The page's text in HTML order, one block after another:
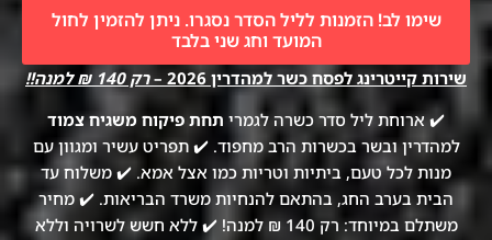
שימו לב! הזמנות לליל הסדר נסגרו. ניתן להזמין לחול
המועד וחג שני בלבד
שירות קייטרינג לפסח כשר למהדרין 2026 –
רק 140 ₪ למנה!!
✔️ ארוחת ליל סדר כשרה לגמרי תחת פיקוח משגיח צמוד
למהדרין ובשר בכשרות הרב מחפוד. ✔️ תפריט עשיר ומגוון עם
מנות לכל טעם, ביתיות וטריות כמו אצל אמא. ✔️ משלוח עד
הבית בערב החג, בהתאם להנחיות משרד הבריאות. ✔️ מחיר
משתלם במיוחד: רק 140 ₪ למנה! ✔️ ללא חשש לשרויה וללא